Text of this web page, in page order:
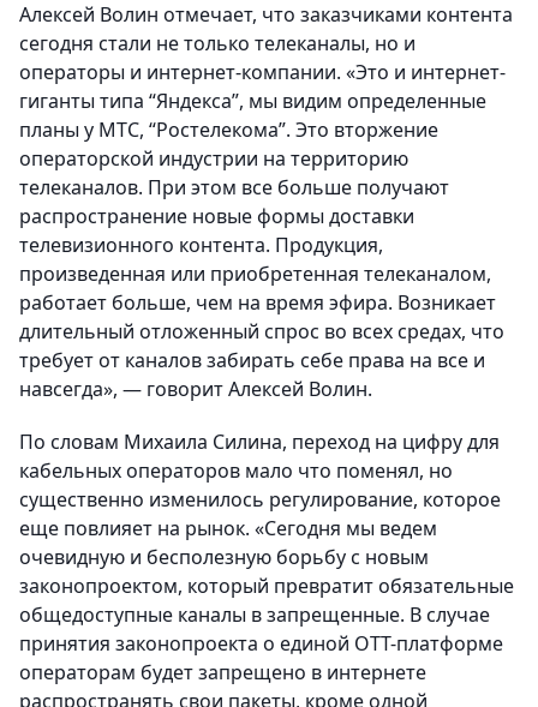
Алексей Волин отмечает, что заказчиками контента
сегодня стали не только телеканалы, но и
операторы и интернет-компании. «Это и интернет-
гиганты типа “Яндекса”, мы видим определенные
планы у МТС, “Ростелекома”. Это вторжение
операторской индустрии на территорию
телеканалов. При этом все больше получают
распространение новые формы доставки
телевизионного контента. Продукция,
произведенная или приобретенная телеканалом,
работает больше, чем на время эфира. Возникает
длительный отложенный спрос во всех средах, что
требует от каналов забирать себе права на все и
навсегда», — говорит Алексей Волин.
По словам Михаила Силина, переход на цифру для
кабельных операторов мало что поменял, но
существенно изменилось регулирование, которое
еще повлияет на рынок. «Сегодня мы ведем
очевидную и бесполезную борьбу с новым
законопроектом, который превратит обязательные
общедоступные каналы в запрещенные. В случае
принятия законопроекта о единой ОТТ-платформе
операторам будет запрещено в интернете
распространять свои пакеты, кроме одной